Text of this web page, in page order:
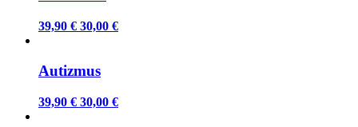
39,90 € 30,00 €
Autizmus
39,90 € 30,00 €